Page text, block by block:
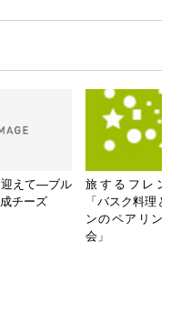
えて―ブル
チーズ
旅するフレン
「バスク料理
ンのペアリン
会」